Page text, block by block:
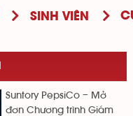
SINH VIÊN
Suntory PepsiCo – Mở
đơn Chương trình Giám